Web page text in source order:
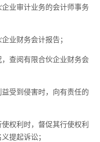
业审计业务的会计师事务
财务会计报告；
查阅有限合伙企业财务会
受到侵害时，向有责任的
权利时，督促其行使权利
提起诉讼；